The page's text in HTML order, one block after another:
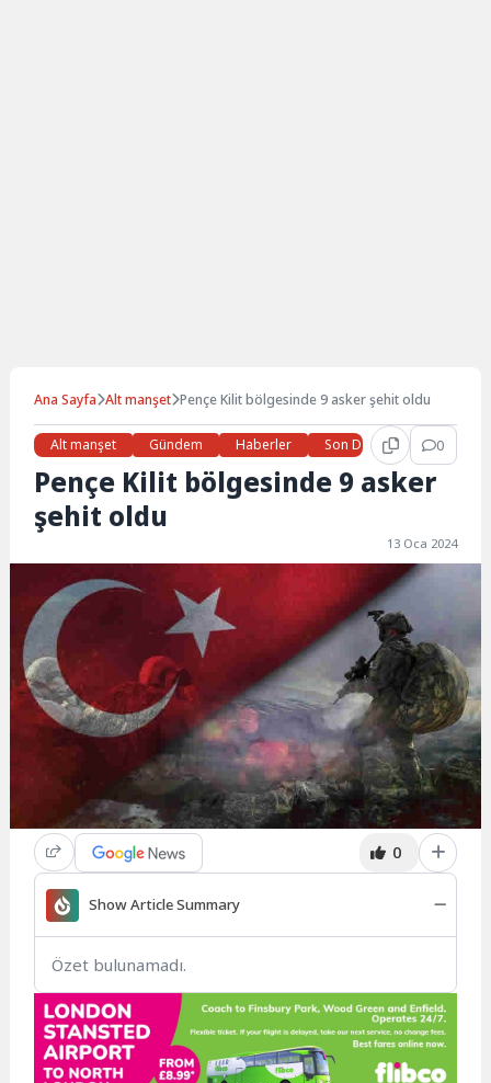
Ana Sayfa Alt manşet Pençe Kilit bölgesinde 9 asker şehit oldu
Alt manşet Gündem Haberler Son Dakika Türkçe
0
Pençe Kilit bölgesinde 9 asker
şehit oldu
13 Oca 2024
0
Show Article Summary
Özet bulunamadı.